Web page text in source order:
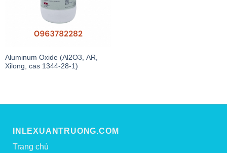
Aluminum Oxide (Al2O3, AR,
Xilong, cas 1344-28-1)
INLEXUANTRUONG.COM
Trang chủ